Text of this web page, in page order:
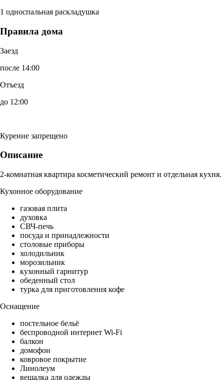
1 односпальная раскладушка
Правила дома
Заезд
после 14:00
Отъезд
до 12:00
Курение запрещено
Описание
2-комнатная квартира косметический ремонт и отдельная кухня.
Кухонное оборудование
газовая плита
духовка
СВЧ-печь
посуда и принадлежности
столовые приборы
холодильник
морозильник
кухонный гарнитур
обеденный стол
турка для приготовления кофе
Оснащение
постельное бельё
беспроводной интернет Wi-Fi
балкон
домофон
ковровое покрытие
Линолеум
вешалка для одежды